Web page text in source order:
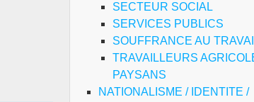
SECTEUR SOCIAL
SERVICES PUBLICS
SOUFFRANCE AU
TRAVAILLEURS
PAYSANS
NATIONALISME / IDENTITE /